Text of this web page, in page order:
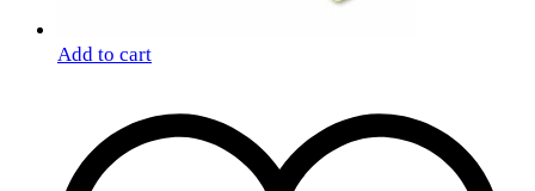
Add to cart